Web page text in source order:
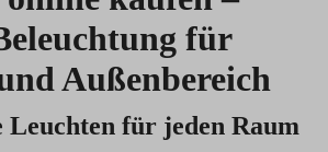
für
Außenbereich
Leuchten für jeden Raum